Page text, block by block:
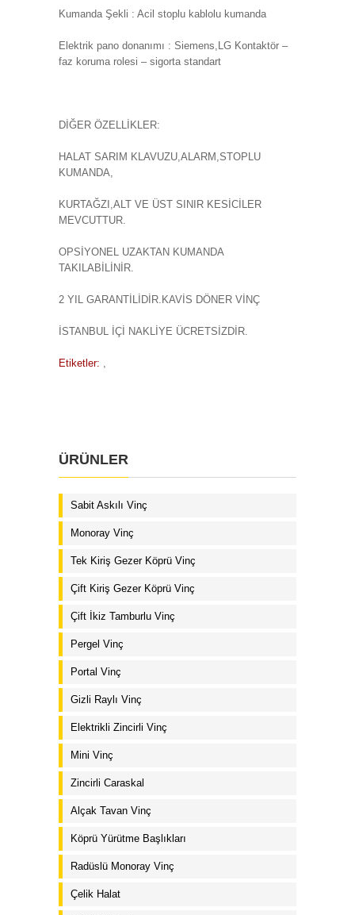
Kumanda Şekli : Acil stoplu kablolu kumanda
Elektrik pano donanımı : Siemens,LG Kontaktör –
faz koruma rolesi – sigorta standart
DİĞER ÖZELLİKLER:
HALAT SARIM KLAVUZU,ALARM,STOPLU
KUMANDA,
KURTAĞZI,ALT VE ÜST SINIR KESİCİLER
MEVCUTTUR.
OPSİYONEL UZAKTAN KUMANDA
TAKILABİLİNİR.
2 YIL GARANTİLİDİR.KAVİS DÖNER VİNÇ
İSTANBUL İÇİ NAKLİYE ÜCRETSİZDİR.
Etiketler: ,
ÜRÜNLER
Sabit Askılı Vinç
Monoray Vinç
Tek Kiriş Gezer Köprü Vinç
Çift Kiriş Gezer Köprü Vinç
Çift İkiz Tamburlu Vinç
Pergel Vinç
Portal Vinç
Gizli Raylı Vinç
Elektrikli Zincirli Vinç
Mini Vinç
Zincirli Caraskal
Alçak Tavan Vinç
Köprü Yürütme Başlıkları
Radüslü Monoray Vinç
Çelik Halat